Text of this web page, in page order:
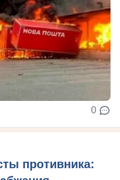
0
противника: